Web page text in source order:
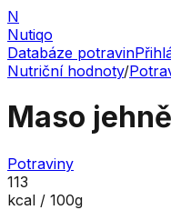
N
Nutiqo
Databáze potravin
Nutriční hodnoty/
Maso
Potraviny
113
kcal / 100g